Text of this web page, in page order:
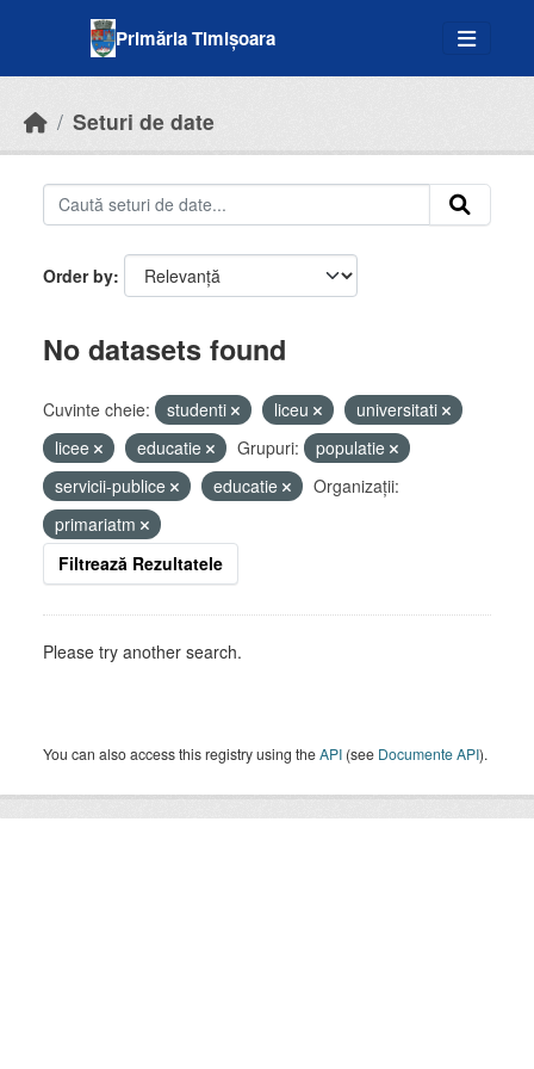
Primăria Timișoara
Seturi de date
Order by
No datasets found
Cuvinte cheie: studenti liceu
universitati
licee
educatie Grupuri:
populatie
servicii-publice
educatie
Organizații:
primariatm
Filtrează Rezultatele
Please try another search.
You can also access this registry using theAPI (see Documente API).